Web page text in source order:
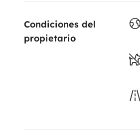
Condiciones del
propietario